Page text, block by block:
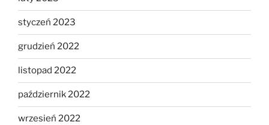
styczeń 2023
grudzień 2022
listopad 2022
październik 2022
wrzesień 2022